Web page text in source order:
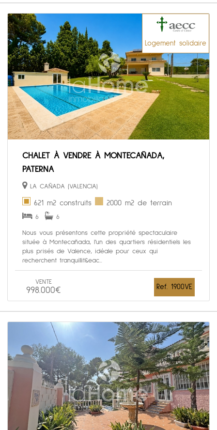
Logement solidaire
CHALET À VENDRE À MONTECAÑADA,
PATERNA
LA CAÑADA (VALENCIA)
621 m2 construits 2000 m2 de terrain
6 6
Nous vous présentons cette propriété spectaculaire
située à Montecañada, l’un des quartiers résidentiels les
plus prisés de Valence, idéale pour ceux qui
recherchent tranquillit&eac...
VENTE
998.000€ Ref. 1900VE